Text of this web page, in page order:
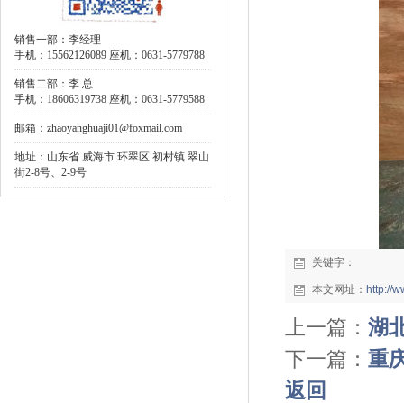
销售一部：李经理
手机：15562126089 座机：0631-5779788
销售二部：李 总
手机：18606319738 座机：0631-5779588
邮箱：zhaoyanghuaji01@foxmail.com
地址：山东省 威海市 环翠区 初村镇 翠山
街2-8号、2-9号
关键字：
本文网址： http://
上一篇： 湖
下一篇： 重
返回